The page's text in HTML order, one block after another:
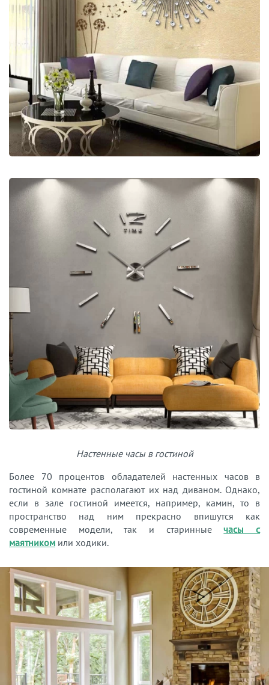
Настенные часы в гостиной
Более 70 процентов обладателей настенных часов в
гостиной комнате располагают их над диваном. Однако,
если в зале гостиной имеется, например, камин, то в
пространство над ним прекрасно впишутся как
современные модели, так и старинныечасы с
маятником или ходики.